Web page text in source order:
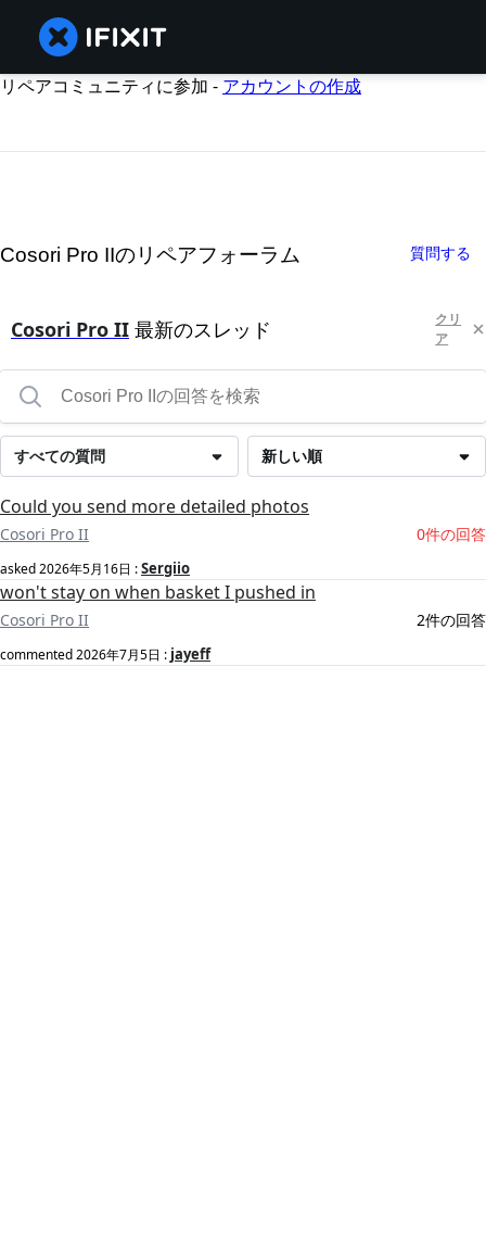
リペアコミュニティに参加 - アカウントの作成
Cosori Pro IIのリペアフォーラム 質問する
Cosori Pro II 最新のスレッド
クリ
ア
新しい順
すべての質問
Could you send more detailed photos
Cosori Pro II 0件の回答
asked2026年5月16日 :Sergiio
won't stay on when basket I pushed in
Cosori Pro II 2件の回答
commented2026年7月5日 : jayeff